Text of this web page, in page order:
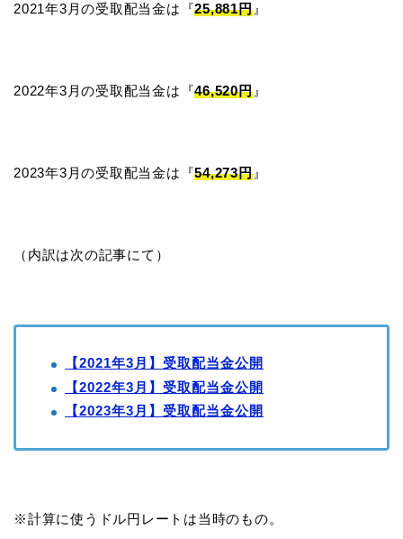
2021年3月の受取配当金は『25,881円』
2022年3月の受取配当金は『46,520円』
2023年3月の受取配当金は『54,273円』
（内訳は次の記事にて）
【2021年3月】受取配当金公開
【2022年3月】受取配当金公開
【2023年3月】受取配当金公開
※計算に使うドル円レートは当時のもの。